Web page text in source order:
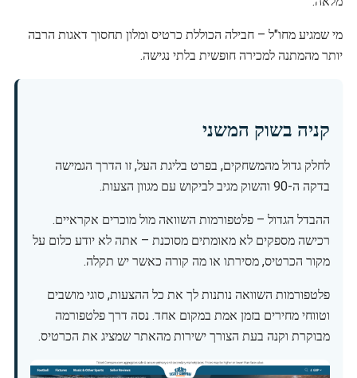
מי שמגיע מחו"ל – חבילה הכוללת כרטיס ומלון תחסוך דאגות הרבה
יותר מהמתנה למכירה חופשית בלתי נגישה.
קניה בשוק המשני
לחלק גדול מהמשחקים, בפרט בליגת העל, זו הדרך הגמישה
בדקה ה-90 והשוק מגיב לביקוש עם מגוון הצעות.
ההבדל הגדול – פלטפורמות השוואה מול מוכרים אקראיים.
רכישה מספקים לא מאומתים מסוכנת – אתה לא יודע כלום על
מקור הכרטיס, מסירתו או מה קורה כאשר יש תקלה.
פלטפורמות השוואה נותנות לך את כל ההצעות, סוגי מושבים
וטווחי מחירים בזמן אמת במקום אחד. נסה דרך פלטפורמה
מבוקרת וקנה בעת הצורך ישירות מהאתר שמציג את הכרטיס.